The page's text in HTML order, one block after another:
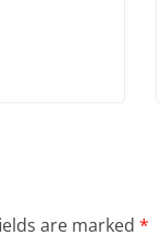
are marked *